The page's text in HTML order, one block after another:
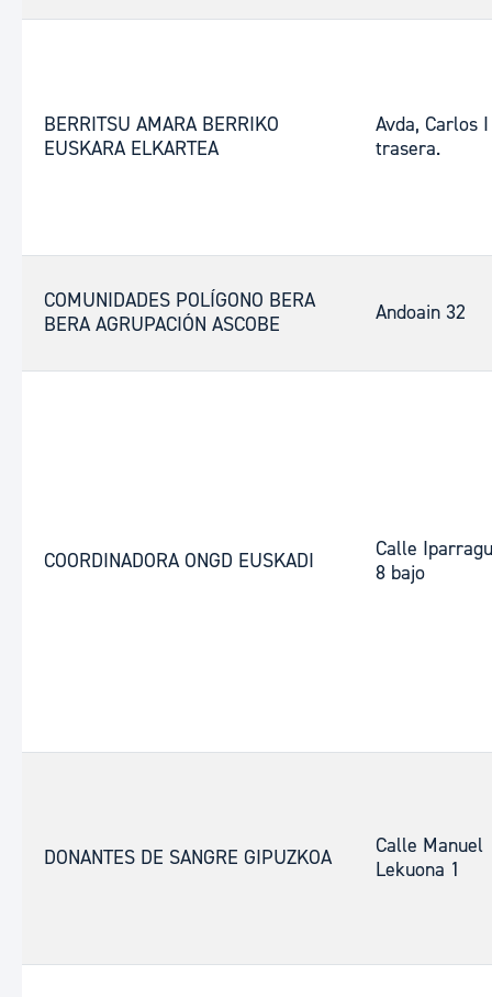
BERRITSU AMARA BERRIKO
EUSKARA ELKARTEA
Avda, Carlos
trasera.
COMUNIDADES POLÍGONO BERA
BERA AGRUPACIÓN ASCOBE
Andoain 32
COORDINADORA ONGD EUSKADI
Calle
8 bajo
DONANTES DE SANGRE GIPUZKOA
Calle Manuel
Lekuona 1